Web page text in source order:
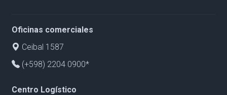
Oficinas comerciales
Ceibal 1587
(+598) 2204 0900*
Centro Logístico